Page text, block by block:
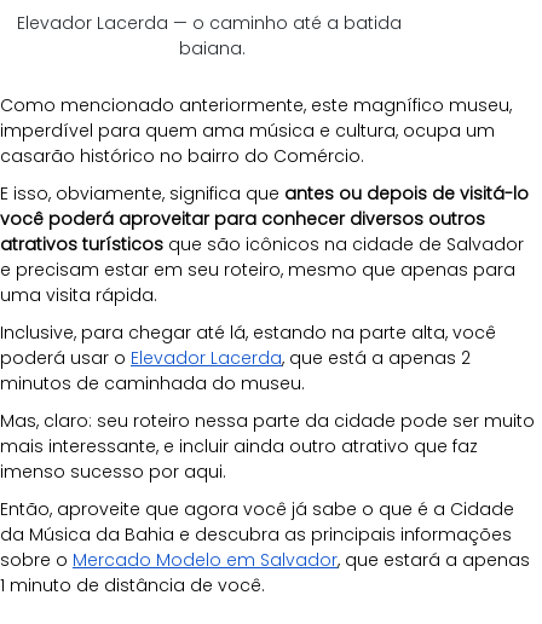
Elevador Lacerda — o caminho até a batida
baiana.
Como mencionado anteriormente, este magnífico museu,
imperdível para quem ama música e cultura, ocupa um
casarão histórico no bairro do Comércio.
E isso, obviamente, significa que antes ou depois de visitá-lo
você poderá aproveitar para conhecer diversos outros
atrativos turísticos que são icônicos na cidade de Salvador
e precisam estar em seu roteiro, mesmo que apenas para
uma visita rápida.
Inclusive, para chegar até lá, estando na parte alta, você
poderá usar o Elevador Lacerda, que está a apenas 2
minutos de caminhada do museu.
Mas, claro: seu roteiro nessa parte da cidade pode ser muito
mais interessante, e incluir ainda outro atrativo que faz
imenso sucesso por aqui.
Então, aproveite que agora você já sabe o que é a Cidade
da Música da Bahia e descubra as principais informações
sobre o Mercado Modelo em Salvador, que estará a apenas
1 minuto de distância de você.